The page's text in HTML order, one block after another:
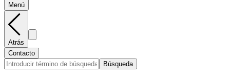
Menú
Atrás
Contacto
Búsqueda